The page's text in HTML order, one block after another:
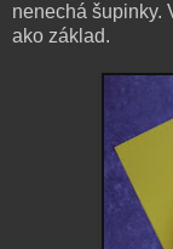
nenechá šupinky.
ako základ.